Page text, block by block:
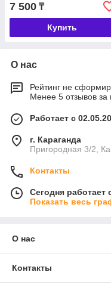
7 500 ₸
Купить
О нас
Рейтинг не
Менее 5 отзывов за
Работает с
г. Караганда
Пригородная 3/2,
Контакты
Сегодня работает
Показать весь
О нас
Контакты